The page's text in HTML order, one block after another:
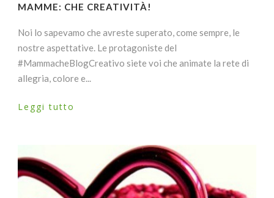
MAMME: CHE CREATIVITÀ!
Noi lo sapevamo che avreste superato, come sempre, le
nostre aspettative. Le protagoniste del
#MammacheBlogCreativo siete voi che animate la rete di
allegria, colore e...
Leggi tutto